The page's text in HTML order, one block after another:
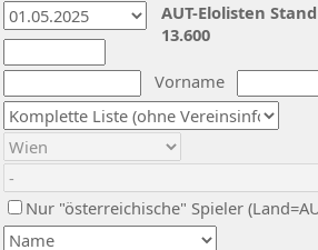
Vorname
Nur "österreichische" Spieler
AUT-Elolisten
13.600